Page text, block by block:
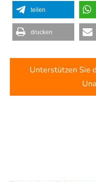
teilen
drucken
Unterstützen Sie